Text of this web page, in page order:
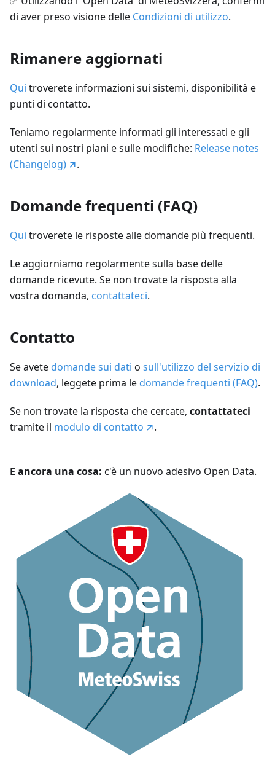
di aver preso visione delle Condizioni di utilizzo.
Rimanere aggiornati
Qui troverete informazioni sui sistemi, disponibilità e
punti di contatto.
Teniamo regolarmente informati gli interessati e gli
utenti sui nostri piani e sulle modifiche: Release notes
(Changelog)
.
Domande frequenti (FAQ)
Qui troverete le risposte alle domande più frequenti.
Le aggiorniamo regolarmente sulla base delle
domande ricevute. Se non trovate la risposta alla
vostra domanda, contattateci.
Contatto
Se avete domande sui dati o sull'utilizzo del servizio di
download, leggete prima le domande frequenti (FAQ).
Se non trovate la risposta che cercate, contattateci
tramite il modulo di contatto .
E ancora una cosa: c'è un nuovo adesivo Open Data.